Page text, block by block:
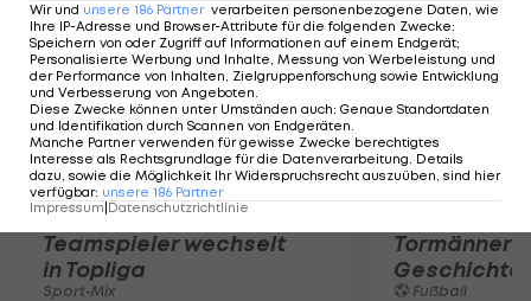
Karrieresprung! ÖVV-
Teamspieler wechselt
in Topliga
Sport-Mix
Tormänner
Geschichte
Fußball
Wir und unsere 186 Partner verarbeiten personenbezogene Daten, wie
Ihre IP-Adresse und Browser-Attribute für die folgenden Zwecke:
Speichern von oder Zugriff auf Informationen auf einem Endgerät;
Personalisierte Werbung und Inhalte, Messung von Werbeleistung und
der Performance von Inhalten, Zielgruppenforschung sowie Entwicklung
und Verbesserung von Angeboten.
Diese Zwecke können unter Umständen auch: Genaue Standortdaten
und Identifikation durch Scannen von Endgeräten.
Manche Partner verwenden für gewisse Zwecke berechtigtes
Interesse als Rechtsgrundlage für die Datenverarbeitung. Details
dazu, sowie die Möglichkeit Ihr Widerspruchsrecht auszuüben, sind hier
verfügbar: unsere 186 Partner
Impressum Datenschutzrichtlinie